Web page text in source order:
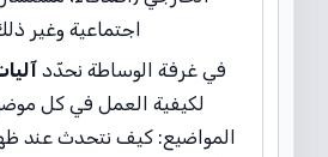
اجتماعية وغير
في غرفة الوساطة نحدّد
لكيفية العمل في كل
المواضيع: كيف نتحدث عند